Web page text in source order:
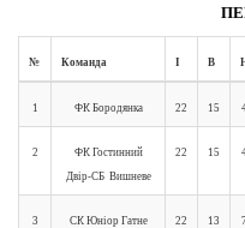
№ Команда І В
1 ФК Бородянка 22 15
2
ФК Гостинний
Двір-СБ Вишневе
22 15
3 СК Юніор Гатне 22 13